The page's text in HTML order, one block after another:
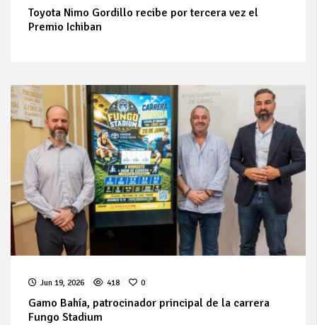
Toyota Nimo Gordillo recibe por tercera vez el
Premio Ichiban
Jun 19, 2026 418 0
Gamo Bahía, patrocinador principal de la carrera
Fungo Stadium